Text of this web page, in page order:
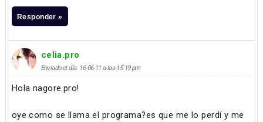
Responder »
celia.pro
Enviado el día: 16-06-11 a las 15:19 pm
Hola nagore.pro!
oye como se llama el programa?es que me lo perdí y me